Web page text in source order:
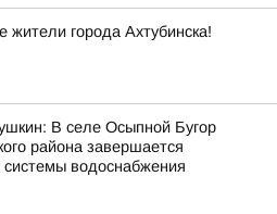
жители города Ахтубинска!
В селе Осыпной Бугор
района завершается
системы водоснабжения